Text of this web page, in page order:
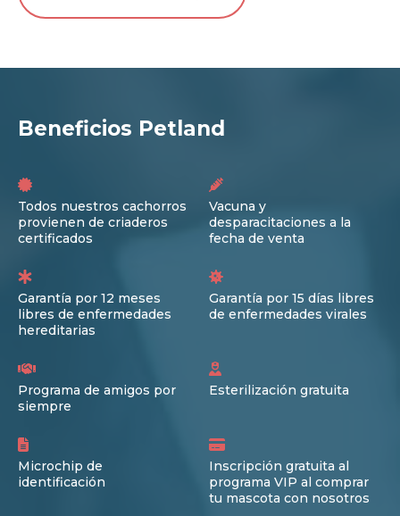
Beneficios Petland
Todos nuestros cachorros
provienen de criaderos
certificados
Vacuna y
desparacitaciones a la
fecha de venta
Garantía por 12 meses
libres de enfermedades
hereditarias
Garantía por 15 días libres
de enfermedades virales
Programa de amigos por
siempre
Esterilización gratuita
Microchip de
identificación
Inscripción gratuita al
programa VIP al comprar
tu mascota con nosotros